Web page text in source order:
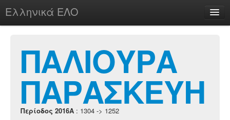
Ελληνικά ΕΛΟ
chesstu.be @ discord
Login
ΠΑΛΙΟΥΡΑ
ΠΑΡΑΣΚΕΥΗ
Περίοδος 2016A : 1304 -> 1252